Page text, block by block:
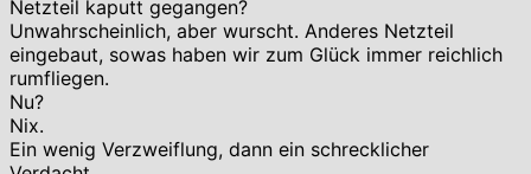
Netzteil kaputt gegangen?
Unwahrscheinlich, aber wurscht. Anderes Netzteil
eingebaut, sowas haben wir zum Glück immer reichlich
rumfliegen.
Nu?
Nix.
Ein wenig Verzweiflung, dann ein schrecklicher